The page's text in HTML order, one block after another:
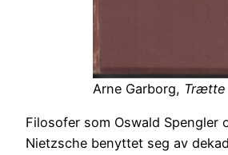
Arne Garborg,
Filosofer som Oswald Spengler
Nietzsche benyttet seg av